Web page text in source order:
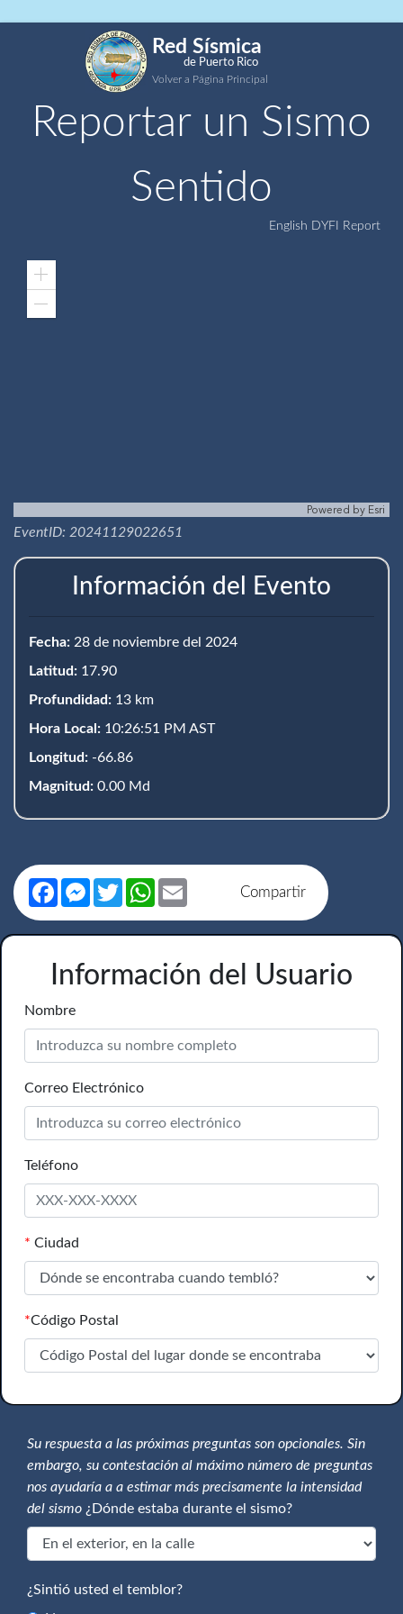
Red Sísmica
de Puerto Rico
Volver a Página Principal
Reportar un Sismo
Sentido
English DYFI Report
Zoom
Powered by Esri
EventID: 20241129022651
Información del Evento
Fecha: 28 de noviembre del 2024
Latitud: 17.90
Profundidad: 13 km
Hora Local: 10:26:51 PM AST
Longitud: -66.86
Magnitud: 0.00 Md
Compartir
FacebookMessenger
TwitterWhatsApp
Información del Usuario
Nombre
Correo Electrónico
Teléfono
* Ciudad
*Código Postal
Su respuesta a las próximas preguntas son opcionales. Sin
embargo, su contestación al máximo número de preguntas
nos ayudaría a a estimar más precisamente la intensidad
del sismo ¿Dónde estaba durante el sismo?
¿Sintió usted el temblor?